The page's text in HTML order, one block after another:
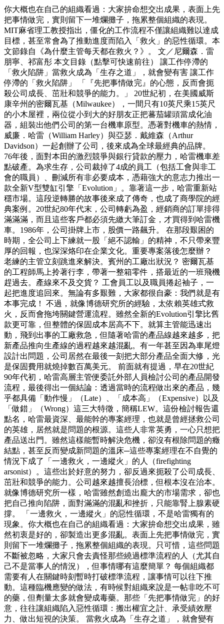
你大概也在自己的組織看過：大家拚命想交出成果，表面上先
把事情做完，實則留下一堆爛攤子，拖累整個組織的表現。
MIT麻省理工教授指出，僵化的工作流程不僅讓組織難以達成
目標，甚至常會為了推動進度而陷入「救火」的惡性循環。本
文節錄自《為什麼主管每天都在救火？》。 文／尼爾森．雷
朋寧、祁富彤 本文目錄（點擊可快速前往） 讓工作停滯的
「救火陷阱」當救火成為「生存之道」，就會變有害 讓工作
停滯的「救火陷阱」 「『先把事情做完』的心態，反而會扼
殺公司成長、茁壯和競爭的能力。」 20世紀初，在美國威斯
康辛州的密爾瓦基（Milwaukee），一間只有10英尺乘15英尺
的小木屋裡，兩位從小到大的好朋友正把蕃茄罐頭當成化油
器，組裝出他們公司的第一台機車原型。憑著對機車的熱情，
威廉．哈雷（William Harley）與亞瑟．戴維森（Arthur
Davidson）一起創辦了公司，後來成為全球最經典的品牌。
76年後，面對本田的激烈競爭與銀行貸款的壓力，哈雷機車差
點破產。為求生存，公司裁掉了4成的員工（包括工會與非工
會的職員）、刪減所有非必要成本，憑藉強大的意志力推出一
款全新V型雙缸引擎「Evolution」。靠著這一步，哈雷重新站
穩市場。這段逆轉勝的故事後來成了傳奇，也成了商學院的經
典案例。20世紀80年代末，公司轉虧為盈，經銷商的訂單排得
滿滿滿，而且這些客戶都必須先繳大筆訂金，才買得到哈雷機
車。1986年，公司掛牌上市，股價一路飆升。 在那段艱困的
時期，全公司上下練就一股「絕不認輸」的精神，不只帶來豐
厚的回報，也深深烙印在企業文化。重要專案落後怎麼辦？
老練的主管立刻跳進來解決。賓州的工廠出狀況？ 密爾瓦基
的工程師馬上拎著行李，帶著一整箱零件，搭最近的一班飛機
趕過去。產線來不及交貨？ 工會員工以及職員捲起袖子，一
起把進度追回來。無論有多艱難，大家都很自豪：我們就是有
本事完成！ 不過，就像博德研究所的經驗，太依賴英雄式救
火，反而會拖垮關鍵營運流程。雖然全新的Evolution引擎比舊
款更可靠，但整體的保固成本居高不下。就算主管能迅速出
動，飛到出事的工廠救急，但隨著哈雷的產品線越來越多，把
新產品推向生產線的過程越來越混亂。有一年甚至因為車尾燈
設計出問題，公司居然在最後一刻把大部分產品全面大修，光
是保固費用就燒掉數百萬美元。 前面就有提過，早在20世紀
90年代初，哈雷高層主管便委託外部人員檢討公司的產品開發
流程，最後得出一個結論：透過當時的流程做出來的產品，幾
乎都具備「動作慢」（Late）、「成本高」（Expensive）以及
「做錯」（Wrong）這三大特徵，簡稱LEW。這份檢討報告還
點名，哈雷最資深、最能幹的專案經理，也就是曾經拯救公司
的英雄，居然就是問題的根源。這些人非常英勇，一心只想把
產品送出門。雖然這樣能暫時解決危機，卻沒有根除問題的癥
結點，甚至反而變成新問題的溫床─這些專案經理在不自覺的
情況下成了「一邊救火，一邊縱火」的人（firefighting
arsonist）。這些出於好意的努力，卻反過來扼殺了公司成長、
茁壯和競爭的能力。公司越來越擅長治標，但根本沒在治本。
就像博德研究所一樣，哈雷雖然創造出龐大的市場需求，卻也
把自己推向陷阱，面對滿滿的混亂和挫折，只能靠腎上腺素硬
撐。 「一邊救火，一邊縱火」的惡性循環，不是哈雷獨有的
現象。你大概也在自己的組織看過：大家拚命想交出成果，雖
然初衷是好的，卻製造出更多混亂。表面上先把事情做完，實
則留下一堆爛攤子，拖累整個組織的表現。只可惜，這些問題
不斷被忽略，大家只會去責怪那些繞過標準流程的人（尤其自
己不是當事人的情況），但事情哪有這麼簡單？ 每個組織都
需要有人在關鍵時刻暫時打破標準流程，讓事情可以往下推
動。這種臨機應變的做法，有時候對組織來說是一帖非吃不可
的藥，但劑量太多就會變成毒藥。那些「先把事情做完」的好
意，往往讓組織陷入惡性循環：搬出權宜之計、承受績效壓
力、做出短視的決策。 當救火成為「生存之道」，就會變有